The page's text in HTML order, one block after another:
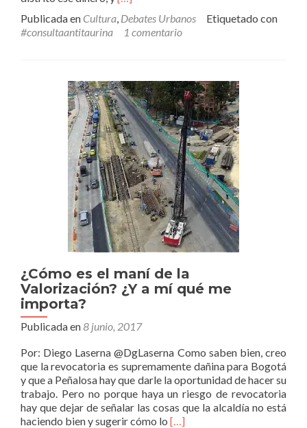
la
consulta
otros
odios
Publicada en Cultura, Debates Urbanos
Etiquetado con
#consultaantitaurina
1 comentario
¿Cómo es el maní de la
Valorización? ¿Y a mí qué me
importa?
Publicada en8 junio, 2017
Por: Diego Laserna @DgLaserna Como saben bien, creo
que la revocatoria es supremamente dañina para Bogotá
y que a Peñalosa hay que darle la oportunidad de hacer su
trabajo. Pero no porque haya un riesgo de revocatoria
hay que dejar de señalar las cosas que la alcaldía no está
haciendo bien y sugerir cómo lo Leer
[…]